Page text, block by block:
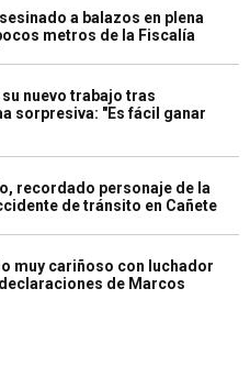
a balazos en plena
metros de la Fiscalía
nuevo trabajo tras
sorpresiva: "Es fácil ganar
recordado personaje de la
de tránsito en Cañete
muy cariñoso con luchador
de Marcos